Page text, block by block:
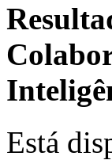
Está